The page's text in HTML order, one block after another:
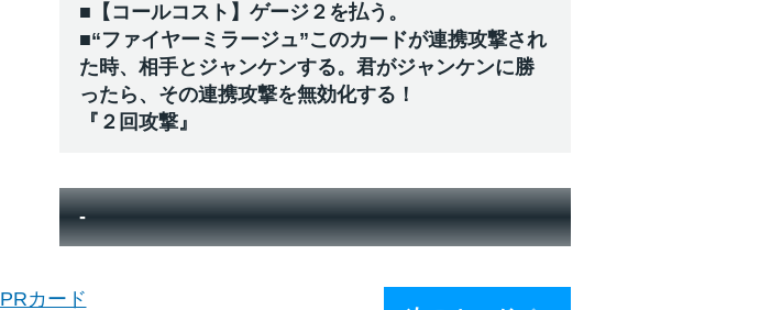
■【コールコスト】ゲージ２を払う。
■“ファイヤーミラージュ”このカードが連携攻撃され
た時、相手とジャンケンする。君がジャンケンに勝
ったら、その連携攻撃を無効化する！
『２回攻撃』
-
PRカード